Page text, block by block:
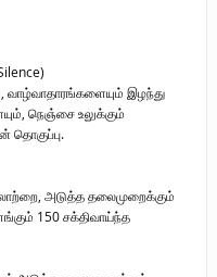
அவர்களுக்கு நிலவனின்
வாழ்வாதாரங்களையும் இழந்து
நெஞ்சை உலுக்கும்
தொகுப்பு.
அடுத்த தலைமுறைக்கும்
150 சக்திவாய்ந்த